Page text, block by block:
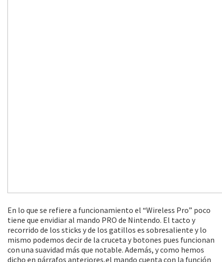
En lo que se refiere a funcionamiento el “Wireless Pro” poco
tiene que envidiar al mando PRO de Nintendo. El tacto y
recorrido de los sticks y de los gatillos es sobresaliente y lo
mismo podemos decir de la cruceta y botones pues funcionan
con una suavidad más que notable. Además, y como hemos
dicho en párrafos anteriores,el mando cuenta con la función